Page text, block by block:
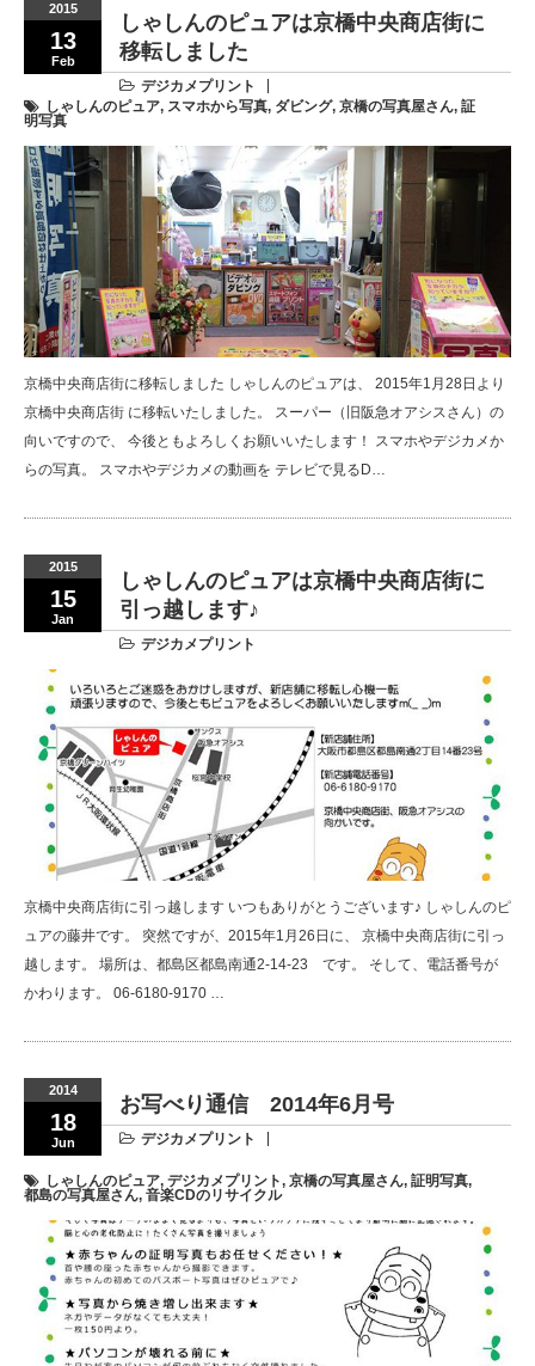
2015
13
Feb
しゃしんのピュアは京橋中央商店街に
移転しました
デジカメプリント
しゃしんのピュア, スマホから写真, ダビング, 京橋の写真屋さん, 証
明写真
京橋中央商店街に移転しました しゃしんのピュアは、 2015年1月28日より
京橋中央商店街 に移転いたしました。 スーパー（旧阪急オアシスさん）の
向いですので、 今後ともよろしくお願いいたします！ スマホやデジカメか
らの写真。 スマホやデジカメの動画を テレビで見るD…
2015
15
Jan
しゃしんのピュアは京橋中央商店街に
引っ越します♪
デジカメプリント
京橋中央商店街に引っ越します いつもありがとうございます♪ しゃしんのピ
ュアの藤井です。 突然ですが、2015年1月26日に、 京橋中央商店街に引っ
越します。 場所は、都島区都島南通2-14-23 です。 そして、電話番号が
かわります。 06-6180-9170 …
2014
18
Jun
お写べり通信 2014年6月号
デジカメプリント
しゃしんのピュア, デジカメプリント, 京橋の写真屋さん, 証明写真,
都島の写真屋さん, 音楽CDのリサイクル